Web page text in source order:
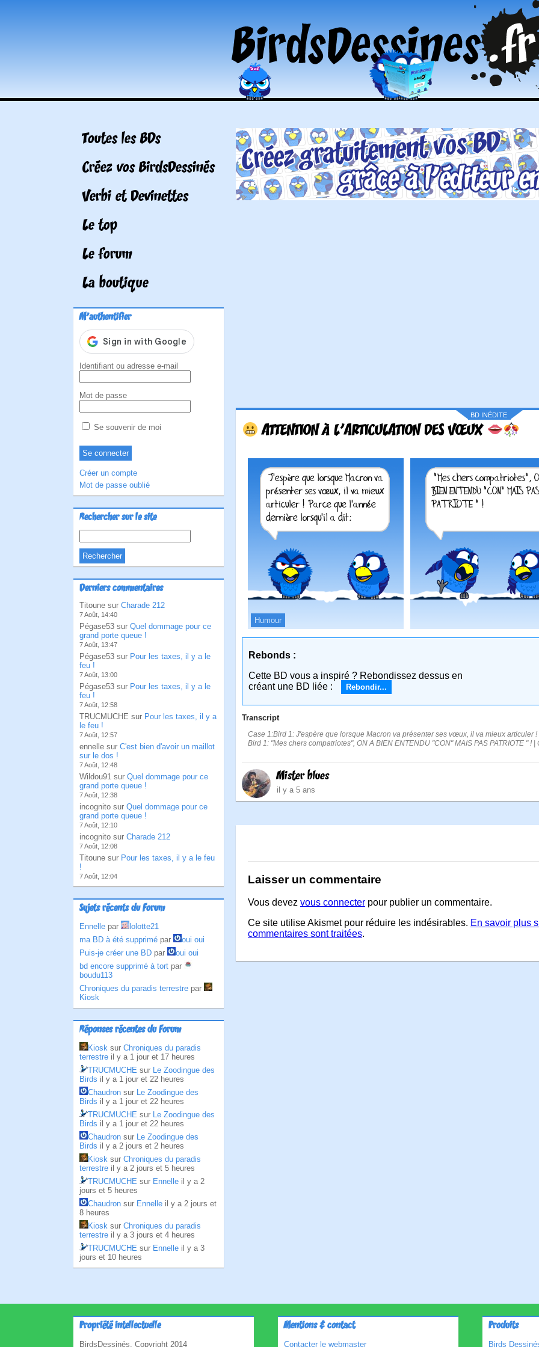
Toutes les BDs
Créez vos BirdsDessinés
Verbi et Devinettes
Le top
Le forum
La boutique
M'authentifier
Identifiant ou adresse e-mail
Mot de passe
Se souvenir de moi
Créer un compte
Mot de passe oublié
Rechercher sur le site
Derniers commentaires
Titoune sur Charade 212
7 Août, 14:40
Pégase53 sur Quel dommage pour ce
grand porte queue !
7 Août, 13:47
Pégase53 sur Pour les taxes, il y a le
feu !
7 Août, 13:00
Pégase53 sur Pour les taxes, il y a le
feu !
7 Août, 12:58
TRUCMUCHE sur Pour les taxes, il y a
le feu !
7 Août, 12:57
ennelle sur C'est bien d'avoir un maillot
sur le dos !
7 Août, 12:48
Wildou91 sur Quel dommage pour ce
grand porte queue !
7 Août, 12:38
incognito sur Quel dommage pour ce
grand porte queue !
7 Août, 12:10
incognito sur Charade 212
7 Août, 12:08
Titoune sur Pour les taxes, il y a le feu
!
7 Août, 12:04
Sujets récents du Forum
Ennelle par
lolotte21
ma BD à été supprimé par
oui oui
Puis-je créer une BD par
oui oui
bd encore supprimé à tort par
boudu113
Chroniques du paradis terrestre par
Kiosk
Réponses récentes du Forum
Kiosk sur Chroniques du paradis
terrestre il y a 1 jour et 17 heures
TRUCMUCHE sur Le Zoodingue des
Birds il y a 1 jour et 22 heures
Chaudron sur Le Zoodingue des
Birds il y a 1 jour et 22 heures
TRUCMUCHE sur Le Zoodingue des
Birds il y a 1 jour et 22 heures
Chaudron sur Le Zoodingue des
Birds il y a 2 jours et 2 heures
Kiosk sur Chroniques du paradis
terrestre il y a 2 jours et 5 heures
TRUCMUCHE sur Ennelle il y a 2
jours et 5 heures
Chaudron sur Ennelle il y a 2 jours et
8 heures
Kiosk sur Chroniques du paradis
terrestre il y a 3 jours et 4 heures
TRUCMUCHE sur Ennelle il y a 3
jours et 10 heures
BD INÉDITE
ATTENTION À L'ARTICULATION DES VŒUX
Humour
Rebonds :
Cette BD vous a inspiré ? Rebondissez dessus en
créant une BD liée :
Rebondir...
Transcript
Case 1:Bird 1: J'espère que lorsque Macron va présenter ses vœux, il va mieux articuler
Bird 1: "Mes chers compatriotes", ON A BIEN ENTENDU "CON" MAIS PAS PATRIOTE " ! |
Mister blues
il y a 5 ans
Laisser un commentaire
Vous devez vous connecter pour publier un commentaire.
Ce site utilise Akismet pour réduire les indésirables. En savoir plus
commentaires sont traitées.
Propriété intellectuelle
BirdsDessinés, Copyright 2014
Mentions & contact
Contacter le webmaster
Produits
Birds